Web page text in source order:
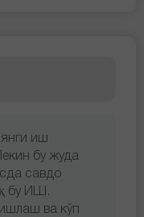
иш
бу жуда
савдо
бу ИШ.
ва кўп